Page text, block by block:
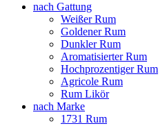
nach Gattung
Weißer Rum
Goldener Rum
Dunkler Rum
Aromatisierter Rum
Hochprozentiger Rum
Agricole Rum
Rum Likör
nach Marke
1731 Rum